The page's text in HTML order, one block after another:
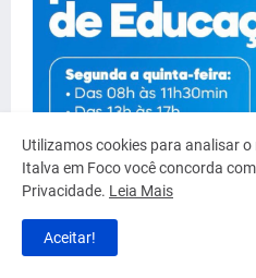
Utilizamos cookies para analisar
Italva em Foco você concorda
Privacidade. Leia Mais
Aceitar!